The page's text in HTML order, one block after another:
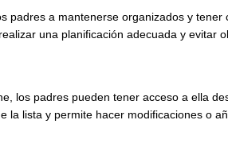
padres a mantenerse organizados y
una planificación adecuada y evitar
los padres pueden tener acceso a ella
la lista y permite hacer modificaciones o